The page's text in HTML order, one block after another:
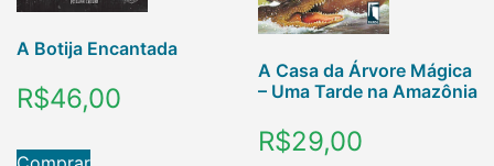
A Botija Encantada
R$46,00
A Casa da Árvore Mágica
– Uma Tarde na Amazônia
R$29,00